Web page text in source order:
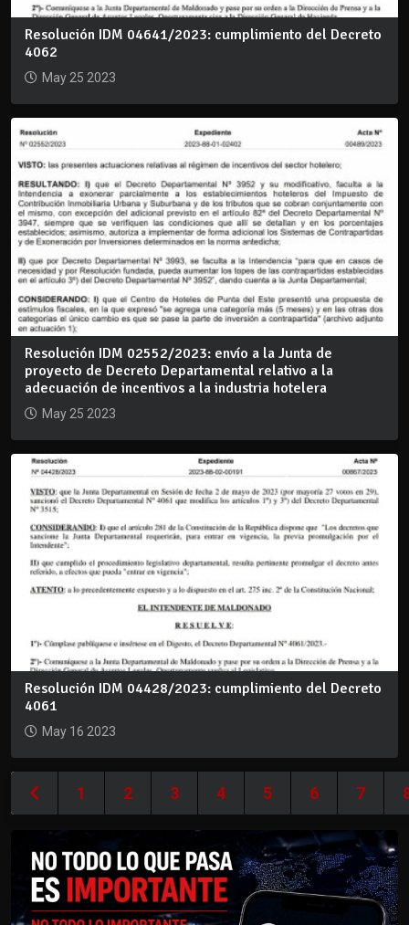
Resolución IDM 04641/2023: cumplimiento del Decreto
4062
May 25 2023
Resolución IDM 02552/2023: envío a la Junta de
proyecto de Decreto Departamental relativo a la
adecuación de incentivos a la industria hotelera
May 25 2023
Resolución IDM 04428/2023: cumplimiento del Decreto
4061
May 16 2023
1 2 3 4 5 6 7